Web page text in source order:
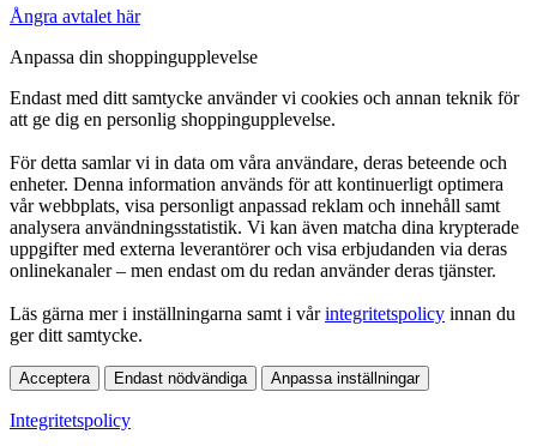
Ångra avtalet här
Anpassa din shoppingupplevelse
Endast med ditt samtycke använder vi cookies och annan teknik för
att ge dig en personlig shoppingupplevelse.
För detta samlar vi in data om våra användare, deras beteende och
enheter. Denna information används för att kontinuerligt optimera
vår webbplats, visa personligt anpassad reklam och innehåll samt
analysera användningsstatistik. Vi kan även matcha dina krypterade
uppgifter med externa leverantörer och visa erbjudanden via deras
onlinekanaler – men endast om du redan använder deras tjänster.
Läs gärna mer i inställningarna samt i vårintegritetspolicy innan du
ger ditt samtycke.
Acceptera Endast nödvändiga Anpassa inställningar
Integritetspolicy